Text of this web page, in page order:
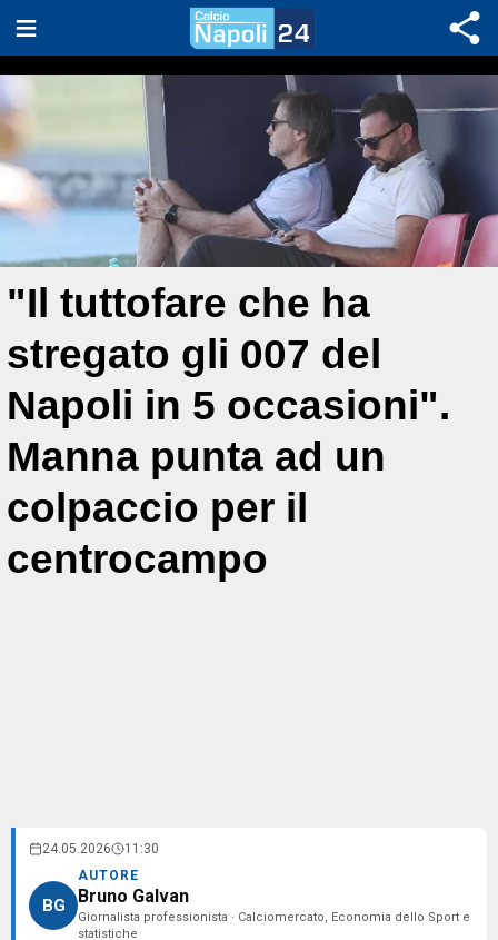
"Il tuttofare che ha
stregato gli 007 del
Napoli in 5 occasioni".
Manna punta ad un
colpaccio per il
centrocampo
24.05.2026 11:30
BG
AUTORE
Bruno Galvan
Giornalista professionista · Calciomercato, Economia dello Sport e
statistiche